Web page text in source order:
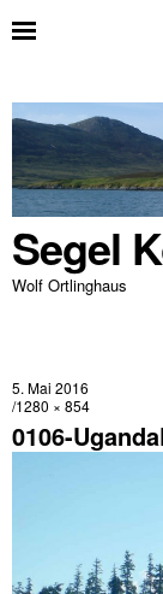
Segel
Wolf Ortlinghaus
5. Mai 2016
1280 × 854
0106-